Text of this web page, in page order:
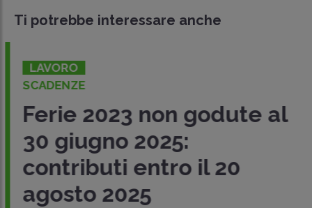
Ti potrebbe interessare anche
LAVORO
SCADENZE
Ferie 2023 non godute al
30 giugno 2025:
contributi entro il 20
agosto 2025